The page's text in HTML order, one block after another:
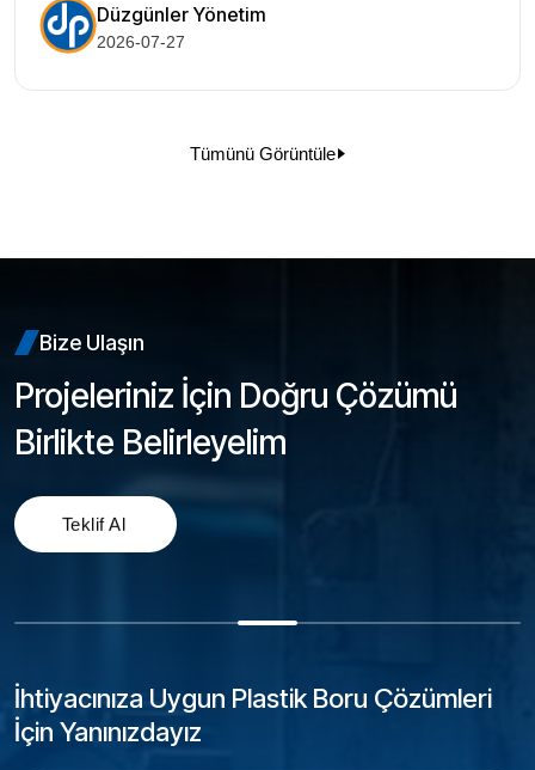
Düzgünler Yönetim
2026-07-27
Tümünü Görüntüle
Bize Ulaşın
Projeleriniz İçin Doğru Çözümü
Birlikte Belirleyelim
İhtiyacınıza Uygun Plastik Boru Çözümleri
İçin Yanınızdayız